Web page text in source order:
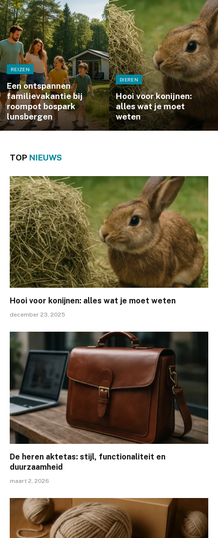
REIZEN
Een ontspannen
familievakantie bij
roompot bospark
lunsbergen
DIEREN
Hooi voor konijnen:
alles wat je moet
weten
TOP NIEUWS
Hooi voor konijnen: alles wat je moet weten
december 23, 2025
De heren aktetas: stijl, functionaliteit en
duurzaamheid
maart 2, 2026